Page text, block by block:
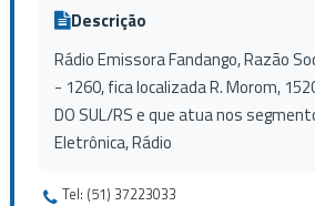
Descrição
Rádio Emissora Fandango, Razão
- 1260, fica localizada R. Morom,
DO SUL/RS e que atua nos
Eletrônica, Rádio
Tel: (51) 37223033